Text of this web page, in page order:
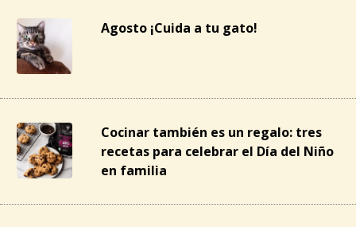
Agosto ¡Cuida a tu gato!
Cocinar también es un regalo: tres
recetas para celebrar el Día del Niño
en familia